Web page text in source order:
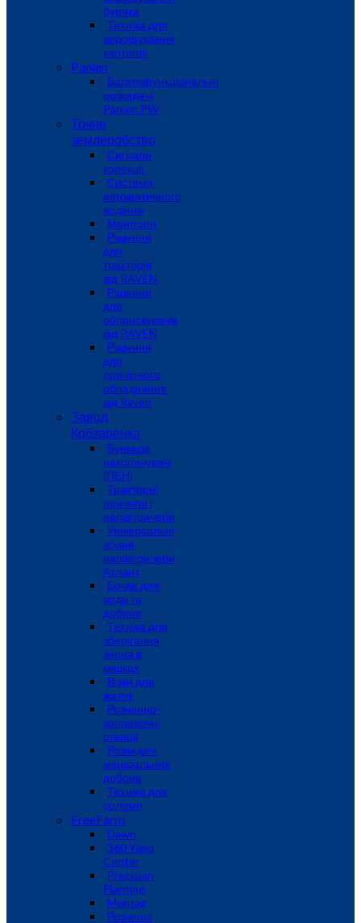
буряка
Техніка для
вирощування
картоплі
Panien
Багатофункціональні
розкидачі
Panien PW
Точне
землеробство
Сигнали
корекції
Системи
автоматичного
водіння
Монітори
Рішення
для
тракторів
від RAVEN
Рішення
для
обприскувачів
від RAVEN
Рішення
для
причіпного
обладнання
від Raven
Завод
Кобзаренка
Бункери
накопичувачі
(ПБН)
Тракторні
причепи i
напiвпричепи
Універсальні
зсувні
напівпричепи
Атлант
Бочки для
води та
добрив
Техніка для
зберігання
зерна в
мішках
Візки для
жаток
Розчинно-
заправочні
станції
Розкидачі
мінеральних
добрив
Техніка для
соломи
FreeFarm
Dawn
360 Yield
Center
Precision
Planting
Montag
Розчинні